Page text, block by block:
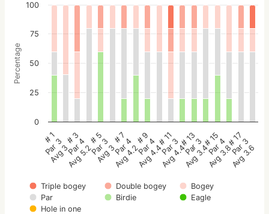
Percentage
Triple bogey Double bogey
Bogey
Par
Birdie
Eagle
Hole in one
# 1
Par 3
Avg 3
# 3
Par 4
Avg 5.2
# 5
Par 3
Avg 3
# 7
Par 4
Avg 4.2
# 9
Par 4
Avg 4.4
# 11
Par 3
Avg 4.4
# 13
Par 3
Avg 3.4
# 15
Par 4
Avg 3.8
# 17
Par 3
Avg 3.6
0
25
50
75
100